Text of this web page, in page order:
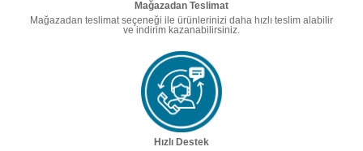
Mağazadan Teslimat
Mağazadan teslimat seçeneği ile ürünlerinizi daha hızlı teslim alabilir
ve indirim kazanabilirsiniz.
Hızlı Destek